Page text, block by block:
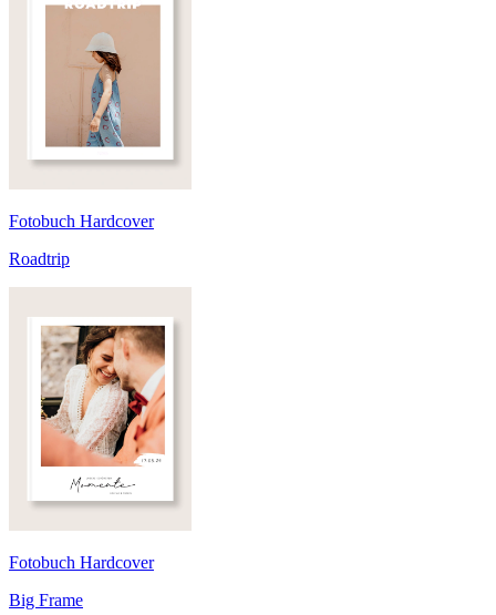
Fotobuch Hardcover
Roadtrip
Fotobuch Hardcover
Big Frame